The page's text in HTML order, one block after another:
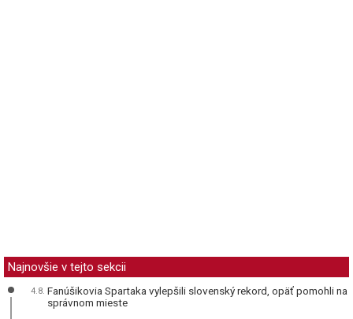
Najnovšie v tejto sekcii
4.8. Fanúšikovia Spartaka vylepšili slovenský rekord, opäť pomohli na
správnom mieste